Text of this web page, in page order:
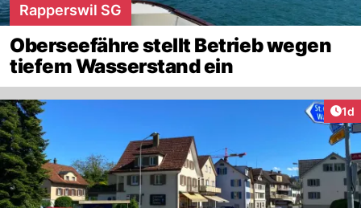
Rapperswil SG
Oberseefähre stellt Betrieb wegen
tiefem Wasserstand ein
1d